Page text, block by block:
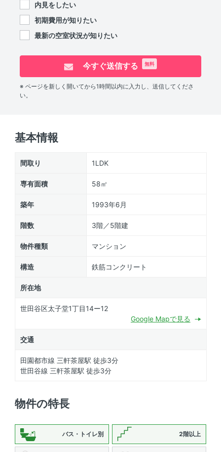
内見をしたい
初期費用が知りたい
最新の空室状況が知りたい
今すぐ送信する 無料
※ ページを新しく開いてから1時間以内に入力し、送信してくださ
い。
基本情報
間取り 1LDK
専有面積 58㎡
築年 1993年6月
階数 3階／5階建
物件種類 マンション
構造 鉄筋コンクリート
所在地
世田谷区太子堂1丁目14ー12
Google Mapで見る
交通
田園都市線 三軒茶屋駅 徒歩3分
世田谷線 三軒茶屋駅 徒歩3分
物件の特長
バス・トイレ別 2階以上